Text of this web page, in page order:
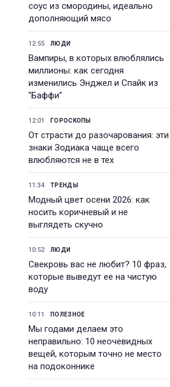
соус из смородины, идеально
дополняющий мясо
12:55 ЛЮДИ
Вампиры, в которых влюблялись
миллионы: как сегодня
изменились Энджел и Спайк из
"Баффи"
12:01 ГОРОСКОПЫ
От страсти до разочарования: эти
знаки Зодиака чаще всего
влюбляются не в тех
11:34 ТРЕНДЫ
Модный цвет осени 2026: как
носить коричневый и не
выглядеть скучно
10:52 ЛЮДИ
Свекровь вас не любит? 10 фраз,
которые выведут ее на чистую
воду
10:11 ПОЛЕЗНОЕ
Мы годами делаем это
неправильно: 10 неочевидных
вещей, которым точно не место
на подоконнике